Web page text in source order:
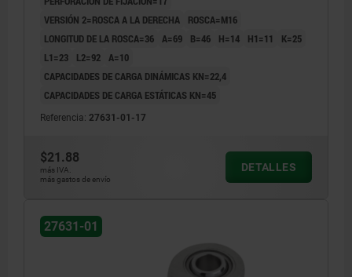
VERSIÓN 2=ROSCA A LA DERECHA
ROSCA=M16
LONGITUD DE LA ROSCA=36
A=69 B=46 H=14 H1=11
K=25
L1=23
L2=92
Α=10
CAPACIDADES DE CARGA DINÁMICAS KN=22,4
CAPACIDADES DE CARGA ESTÁTICAS KN=45
Referencia: 27631-01-17
$21.88
más IVA.
más gastos de envío
DETALLES
27631-01